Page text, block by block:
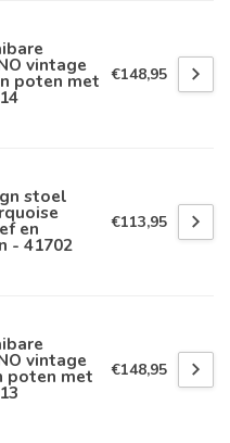
vintage
poten met €148,95
stoel
en
- 41702
€113,95
vintage
poten met €148,95